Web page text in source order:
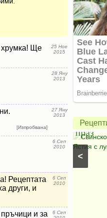
хрумка! Ще
25 Ное
2015
28 Яну
2013
[Изпробвана]
27 Яну
2013
6 Сеп
2010
Рецептата
други, и
6 Сеп
2010
и за
6 Сеп
<
⋅Салати с
Салати с чушки⋅
марули (зелени
с
праз
Ястия с